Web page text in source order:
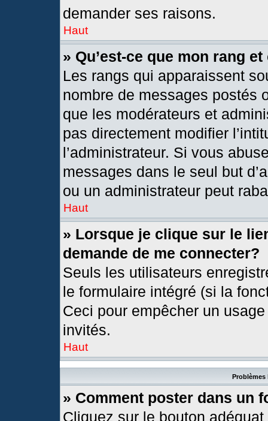
demander ses raisons.
Haut
» Qu’est-ce que mon rang
Les rangs qui apparaissent
nombre de messages postés
que les modérateurs et
pas directement modifier
l’administrateur. Si vous
messages dans le seul but
ou un administrateur peut
Haut
» Lorsque je clique sur le
demande de me connecter?
Seuls les utilisateurs
le formulaire intégré (si la
Ceci pour empêcher un
invités.
Haut
Problèmes
» Comment poster dans un
Cliquez sur le bouton